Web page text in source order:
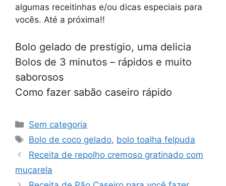
algumas receitinhas e/ou dicas especiais para
vocês. Até a próxima!!
Bolo gelado de prestigio, uma delicia
Bolos de 3 minutos – rápidos e muito
saborosos
Como fazer sabão caseiro rápido
Categorias
Sem categoria
Tags
Bolo de coco gelado, bolo toalha felpuda
Receita de repolho cremoso gratinado com
muçarela